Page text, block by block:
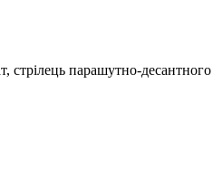
парашутно-